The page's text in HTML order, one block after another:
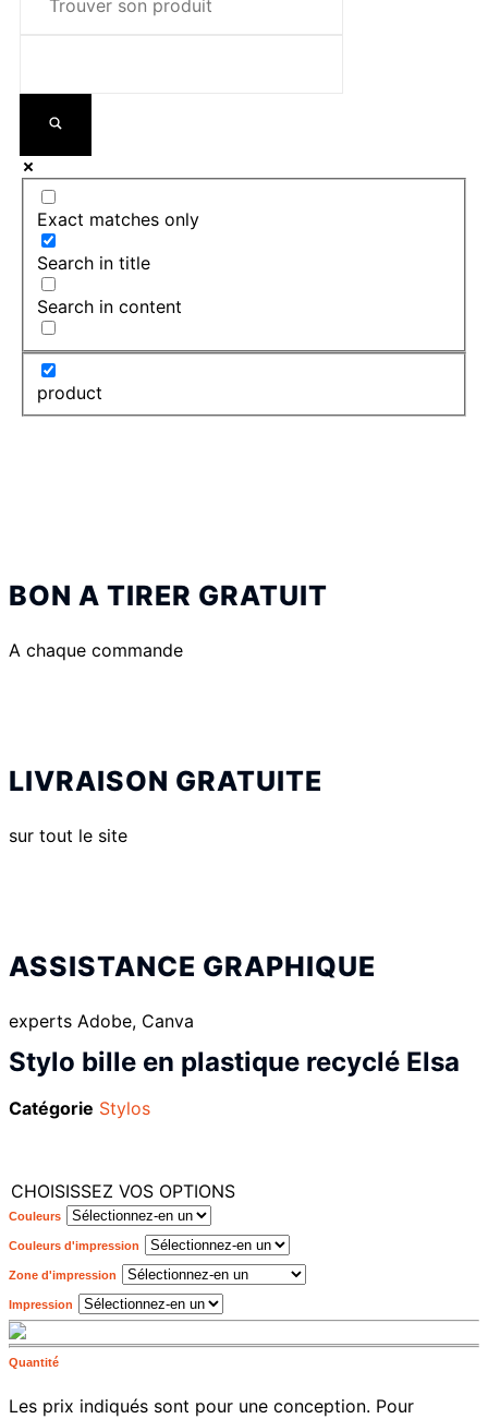
Exact matches only
Search in title
Search in content
product
BON A TIRER GRATUIT
A chaque commande
LIVRAISON GRATUITE
sur tout le site
ASSISTANCE GRAPHIQUE
experts Adobe, Canva
Stylo bille en plastique recyclé Elsa
Catégorie Stylos
CHOISISSEZ VOS OPTIONS
Couleurs
Couleurs d'impression
Zone d'impression
Impression
Quantité
Les prix indiqués sont pour une conception. Pour